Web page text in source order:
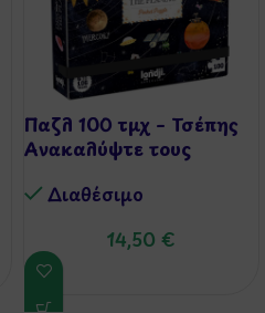
Παζλ 100 τμχ – Τσέπης
Ανακαλύψτε τους
Διαθέσιμo
14,50 €